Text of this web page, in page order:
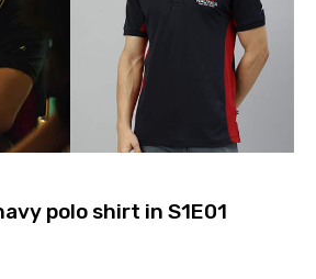
polo shirt in S1E01